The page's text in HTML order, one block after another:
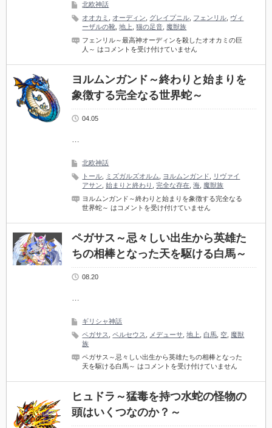
北欧神話
オオカミ
オーディン グレイプニル フェンリル ヴィ
ーザルの靴 ,地上 ,猫の足音 魔獣族
フェンリル～最高神オーディンを殺したオオカミの巨
人～ は コメントを受け付けていません
ヨルムンガンド～終わりと始まりを
象徴する完全なる世界蛇～
04.05
…
北欧神話
トール
ミズガルズオルム ヨルムンガンド
リヴァイ
アサン ,始まりと終わり ,完全な存在 ,海 魔獣族
ヨルムンガンド～終わりと始まりを象徴する完全なる
世界蛇～ は コメントを受け付けていません
ペガサス～忌々しい出生から英雄た
ちの相棒となった天を駆ける白馬～
08.20
…
ギリシャ神話
ペガサス
,ペルセウス メデューサ ,地上 ,白馬 空 魔獣
族
ペガサス～忌々しい出生から英雄たちの相棒となった
天を駆ける白馬～ は コメントを受け付けていません
ヒュドラ～猛毒を持つ水蛇の怪物の
頭はいくつなのか？～